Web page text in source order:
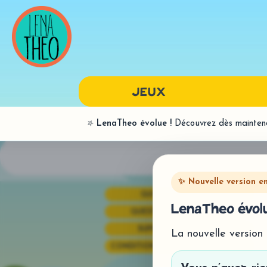
JEUX
PAR SONS
SYNTAXE
QUI SOMMES-NOUS?
QUESTIONS FRÉQUENTES
SUPPORT TECHNIQUE
⭐ LenaTheo évolue !Découvrez dès
✨ Nouvelle version
LenaTheo
La nouvelle